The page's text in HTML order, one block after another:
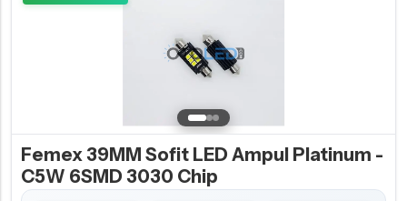
Femex 39MM Sofit LED Ampul Platinum -
C5W 6SMD 3030 Chip